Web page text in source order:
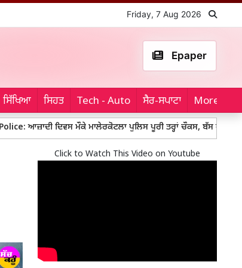
Friday, 7 Aug 2026
Epaper
ਸਿੱਖਿਆ ਸਿਹਤ Tech - Auto ਸੈਰ-ਸਪਾਟਾ More...
ਦਿਵਸ ਮੌਕੇ ਮਾਲੇਰਕੋਟਲਾ ਪੁਲਿਸ ਪੂਰੀ ਤਰ੍ਹਾਂ ਚੌਕਸ, ਬੱਸ ਅੱਡਿਆਂ ’ਤੇ
Click to Watch This Video on Youtube